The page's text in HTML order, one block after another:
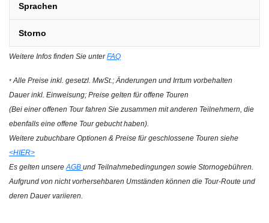
Sprachen
Storno
Weitere Infos finden Sie unterFAQ
* Alle Preise inkl. gesetzl. MwSt.; Änderungen und Irrtum vorbehalten
Dauer inkl. Einweisung; Preise gelten für offene Touren
(Bei einer offenen Tour fahren Sie zusammen mit anderen Teilnehmern, die
ebenfalls eine offene Tour gebucht haben).
Weitere zubuchbare Optionen & Preise für geschlossene Touren siehe
<HIER>
Es gelten unsere AGB und Teilnahmebedingungen sowie Stornogebühren.
Aufgrund von nicht vorhersehbaren Umständen können die Tour-Route und
deren Dauer variieren.